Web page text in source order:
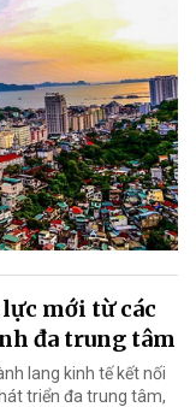
mới từ các
đa trung tâm
lang kinh tế kết nối
triển đa trung tâm,